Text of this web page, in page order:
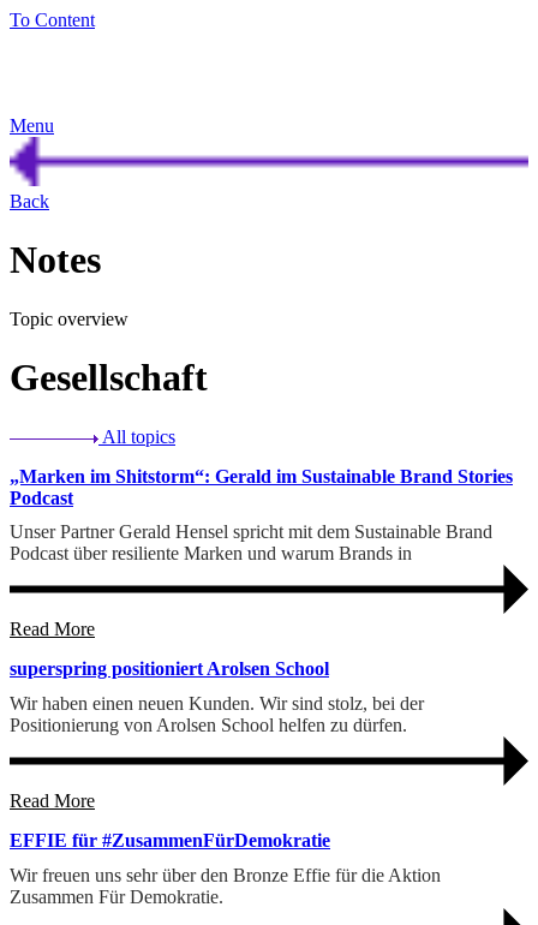
To Content
Menu
Back
Notes
Topic overview
Gesellschaft
All topics
„Marken im Shitstorm“: Gerald im Sustainable Brand Stories
Podcast
Unser Partner Gerald Hensel spricht mit dem Sustainable Brand
Podcast über resiliente Marken und warum Brands in
Read More
superspring positioniert Arolsen School
Wir haben einen neuen Kunden. Wir sind stolz, bei der
Positionierung von Arolsen School helfen zu dürfen.
Read More
EFFIE für #ZusammenFürDemokratie
Wir freuen uns sehr über den Bronze Effie für die Aktion
Zusammen Für Demokratie.